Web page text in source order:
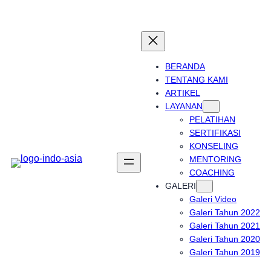
BERANDA
TENTANG KAMI
ARTIKEL
LAYANAN
PELATIHAN
SERTIFIKASI
KONSELING
MENTORING
COACHING
GALERI
Galeri Video
Galeri Tahun 2022
Galeri Tahun 2021
Galeri Tahun 2020
Galeri Tahun 2019